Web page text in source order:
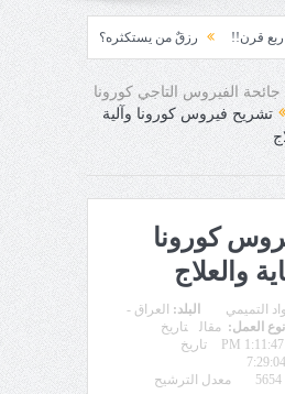
من يستكثره؟! منطق الأرضة والسياسة!!
جائحة الفيروس التاجي كورونا
تشريح فيروس كورونا وآلية
كورونا
والعلاج
التميمي البلد: العراق -
نوع العمل: مقال
تاريخ
تاريخ
التحديث 4/4/2020 7:29:04
معدل الترشيح